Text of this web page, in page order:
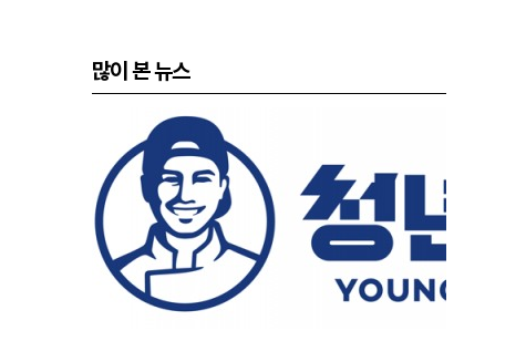
많이 본 뉴스